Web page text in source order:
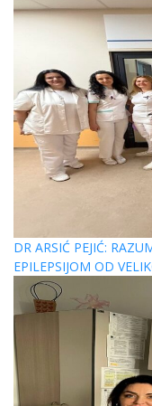
DR ARSIĆ PEJIĆ:
EPILEPSIJOM OD